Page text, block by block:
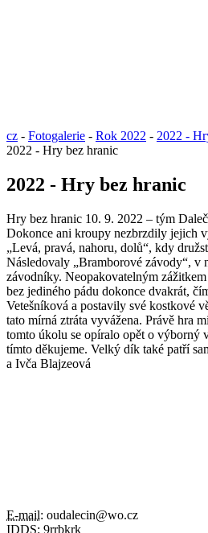
cz - Fotogalerie - Rok 2022 - 2022 -
2022 - Hry bez hranic
2022 - Hry bez hranic
Hry bez hranic 10. 9. 2022 – tým
Dokonce ani kroupy nezbrzdily jejich
„Levá, pravá, nahoru, dolů“, kdy
Následovaly „Bramborové závody“, v
závodníky. Neopakovatelným
bez jediného pádu dokonce dvakrát,
Vetešníková a postavily své kostkové
tato mírná ztráta vyvážena. Právě hra
tomto úkolu se opíralo opět o výborný
tímto děkujeme. Velký dík také patří
a Ivča Blajzeová
E-mail: oudalecin@wo.cz
IDDS: 9rrbkrk